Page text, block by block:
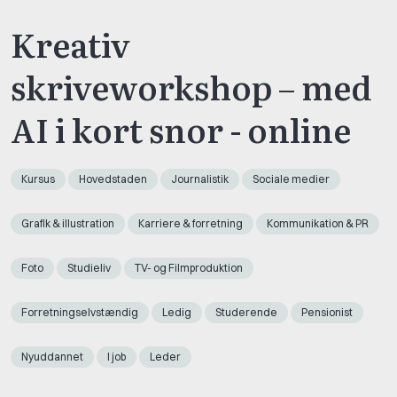
Kreativ
skriveworkshop – med
AI i kort snor - online
Kursus Hovedstaden Journalistik Sociale medier
Grafik & illustration Karriere & forretning Kommunikation & PR
Foto Studieliv TV- og Filmproduktion
Forretningselvstændig Ledig Studerende Pensionist
Nyuddannet I job Leder